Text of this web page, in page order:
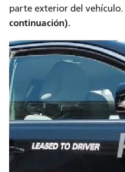
parte exterior del vehículo.
continuación).